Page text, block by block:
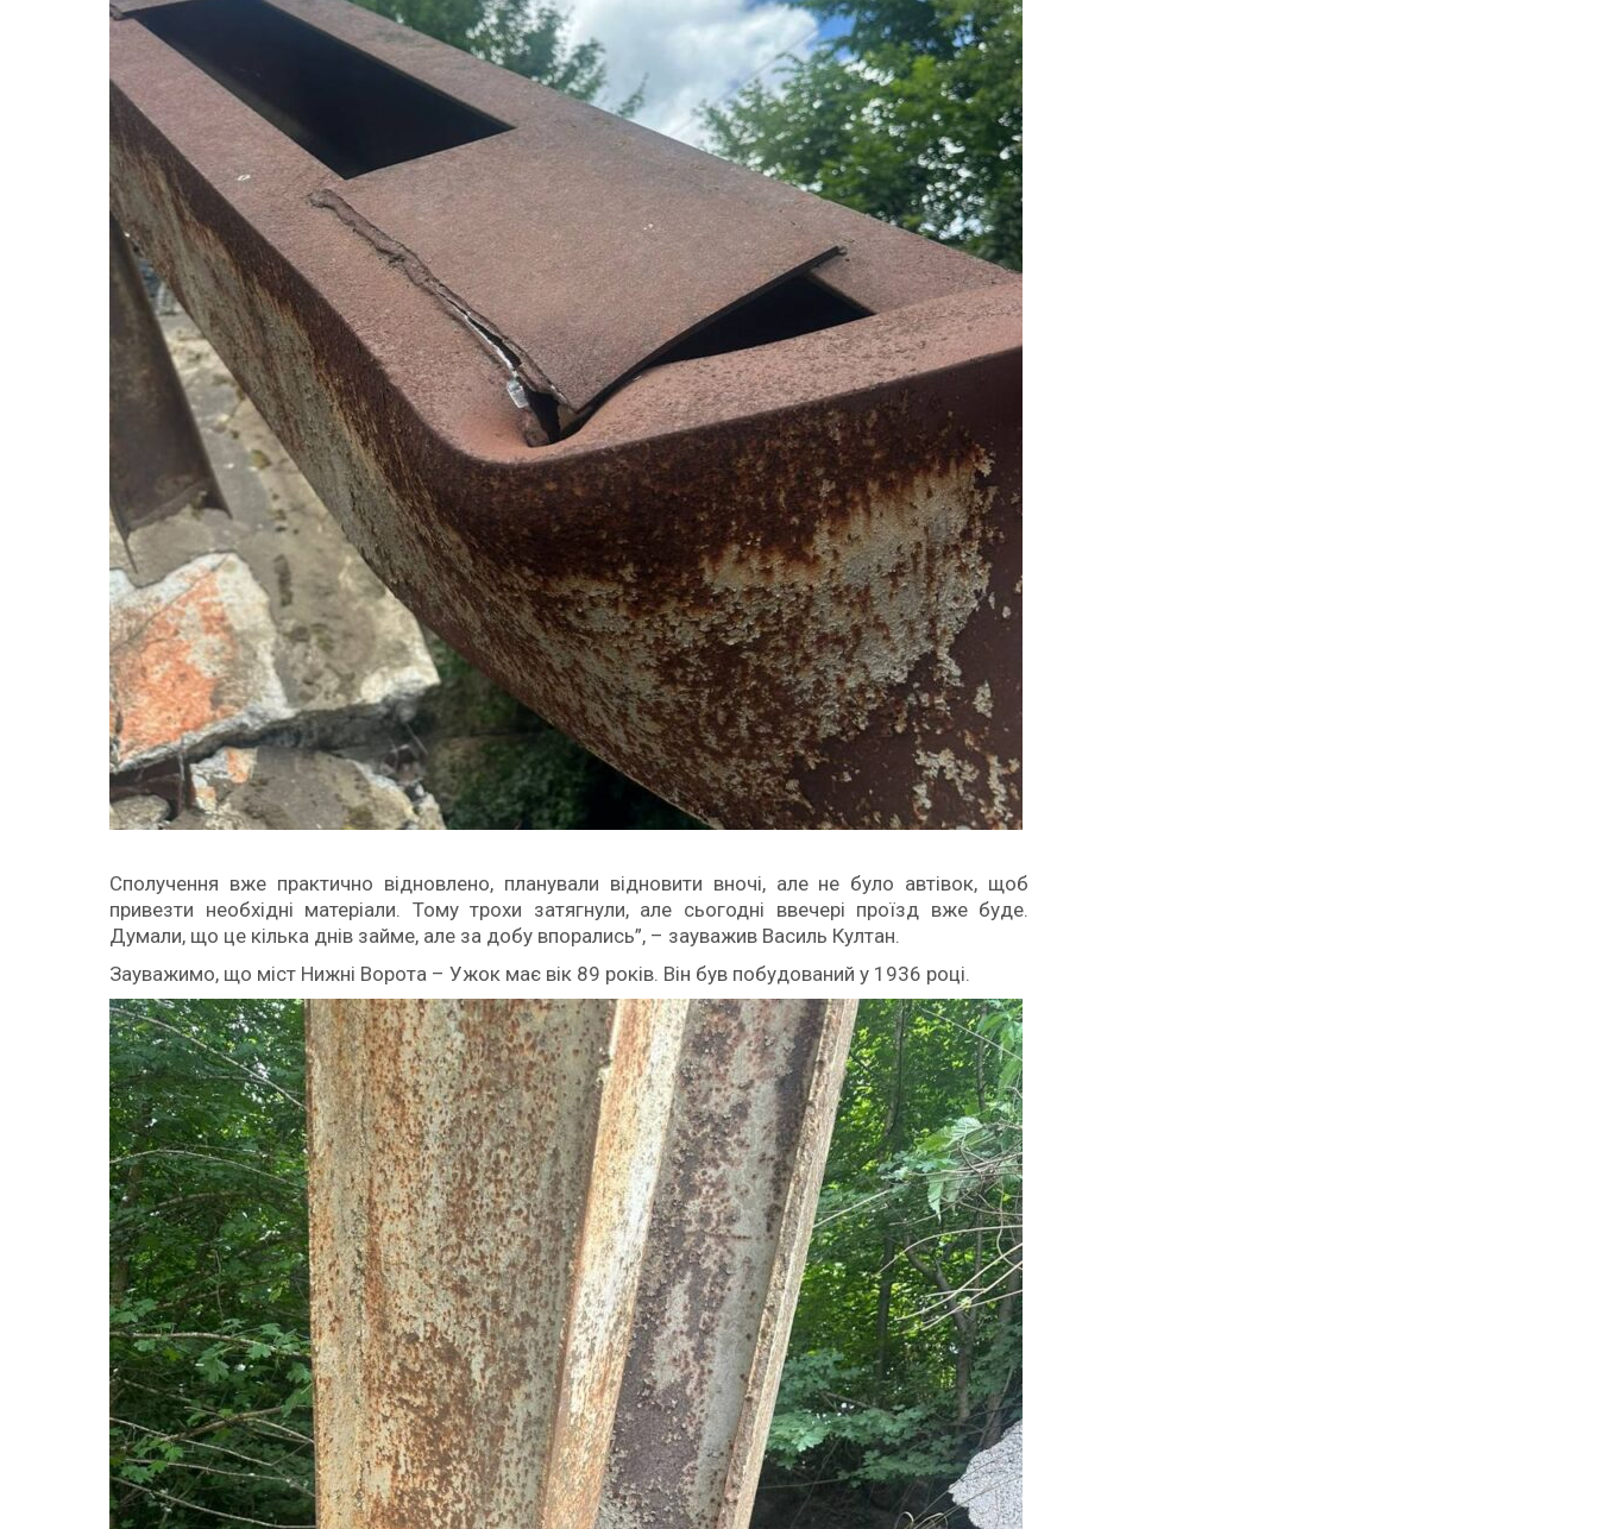
Сполучення вже практично відновлено, планували відновити вночі, але не було автівок, щоб
привезти необхідні матеріали. Тому трохи затягнули, але сьогодні ввечері проїзд вже буде.
Думали, що це кілька днів займе, але за добу впорались”, – зауважив Василь Култан.
Зауважимо, що міст Нижні Ворота – Ужок має вік 89 років. Він був побудований у 1936 році.